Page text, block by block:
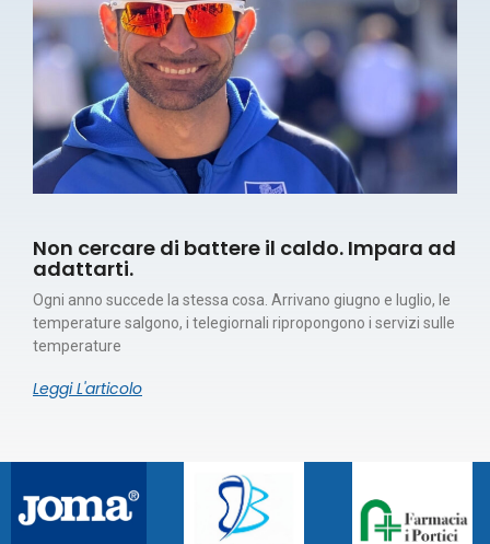
Non cercare di battere il caldo. Impara ad
adattarti.
Ogni anno succede la stessa cosa. Arrivano giugno e luglio, le
temperature salgono, i telegiornali ripropongono i servizi sulle
temperature
Leggi L'articolo